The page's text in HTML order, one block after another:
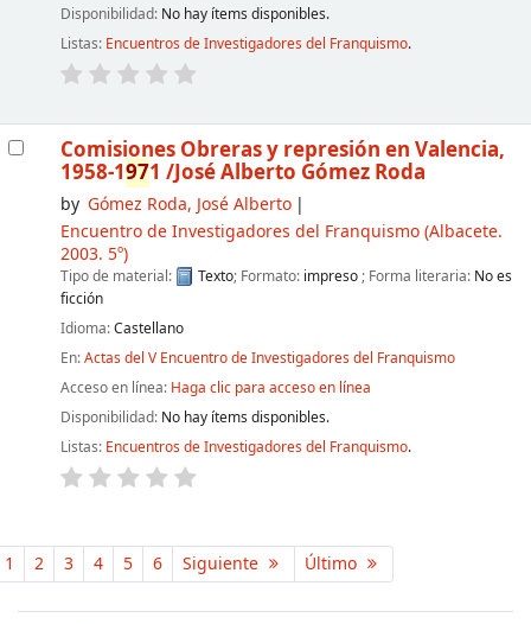
Disponibilidad: No hay ítems disponibles.
Listas: Encuentros de Investigadores del Franquismo.
Comisiones Obreras y represión en Valencia,
1958-1971 /José Alberto Gómez Roda
by Gómez Roda, José Alberto
Encuentro de Investigadores del Franquismo(Albacete.
2003. 5º)
Tipo de material: Texto; Formato: impreso ; Forma literaria: No es
ficción
Idioma:Castellano
En:Actas del V Encuentro de Investigadores del Franquismo
Acceso en línea: Haga clic para acceso en línea
Disponibilidad: No hay ítems disponibles.
Listas: Encuentros de Investigadores del Franquismo.
1 2 3 4 5 6 Siguiente Último